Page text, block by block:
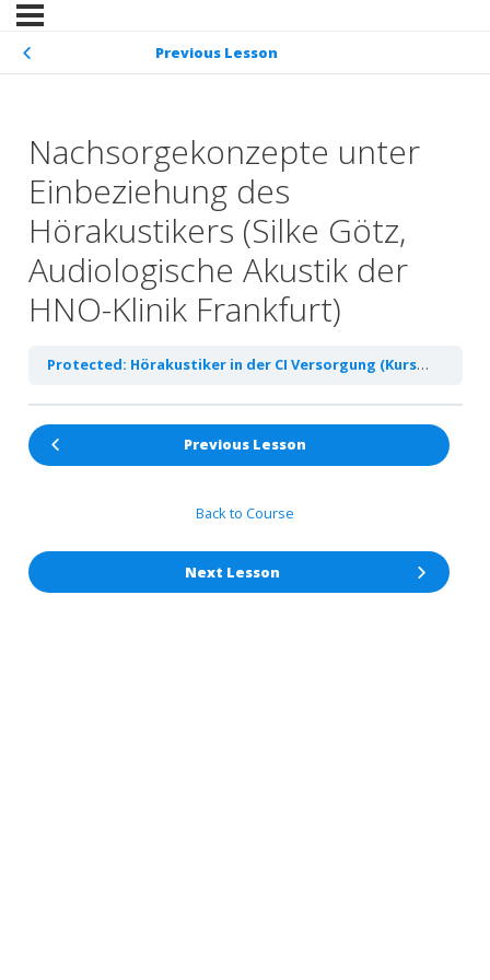
Previous Lesson
Nachsorgekonzepte unter
Einbeziehung des
Hörakustikers (Silke Götz,
Audiologische Akustik der
HNO-Klinik Frankfurt)
Protected: Hörakustiker in der CI Versorgung (Kursentwurf, Arbeitstitel)
Previous Lesson
Back to Course
Next Lesson